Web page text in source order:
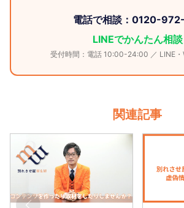
電話で相談：0120-
LINEでかんたん相談
受付時間：電話 10:00-24:00 ／ LINE・
関連記事